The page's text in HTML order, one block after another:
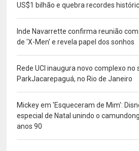
US$1 bilhão e quebra recordes
Inde Navarrette confirma reunião
de 'X-Men' e revela papel dos sonhos
Rede UCI inaugura novo complexo no
ParkJacarepaguá, no Rio de Janeiro
Mickey em 'Esqueceram de Mim':
especial de Natal unindo o
anos 90